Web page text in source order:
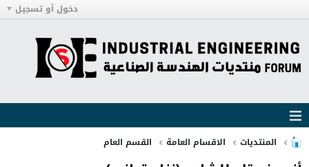
دخول أو تسجيل
المنتديات الاقسام العامة القسم العام